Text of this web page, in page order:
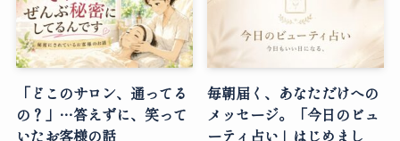
「どこのサロン、通ってる
の？」…答えずに、笑って
いたお客様の話
毎朝届く、あなただけへの
メッセージ。「今日のビュ
ーティ占い」はじめまし